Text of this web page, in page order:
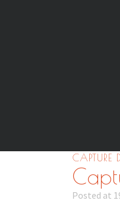
Posted at